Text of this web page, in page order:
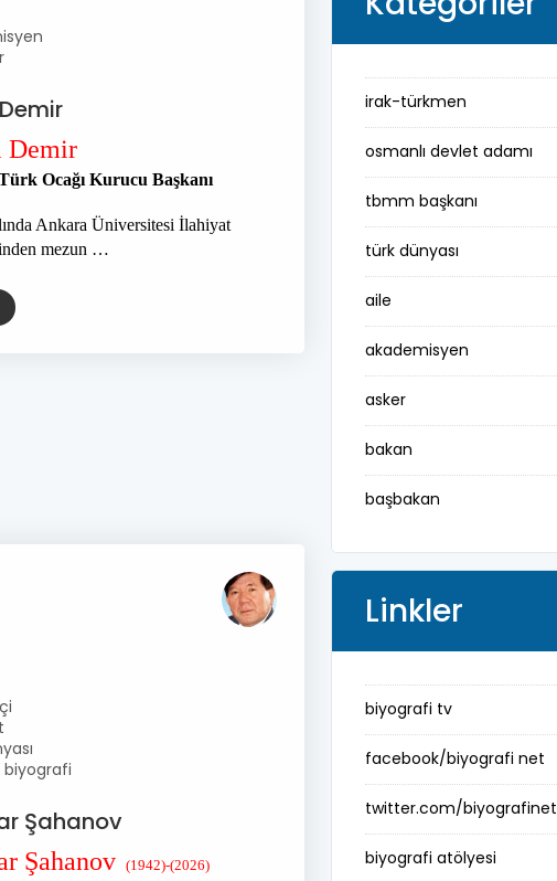
Ocağı Kurucu Başkanı
Ankara Üniversitesi İlahiyat
mezun …
biyografi
Şahanov
Şahanov
(1942)-(2026)
irak-türkmen
osmanlı devlet adamı
tbmm başkanı
türk dünyası
aile
akademisyen
asker
bakan
başbakan
belediye başkanı
besteci
buluş
bürokrat
büyükelçi
cumhurbaşkanı
denizci
Linkler
biyografi tv
facebook/biyografi net
twitter.com/biyografinet
biyografi atölyesi